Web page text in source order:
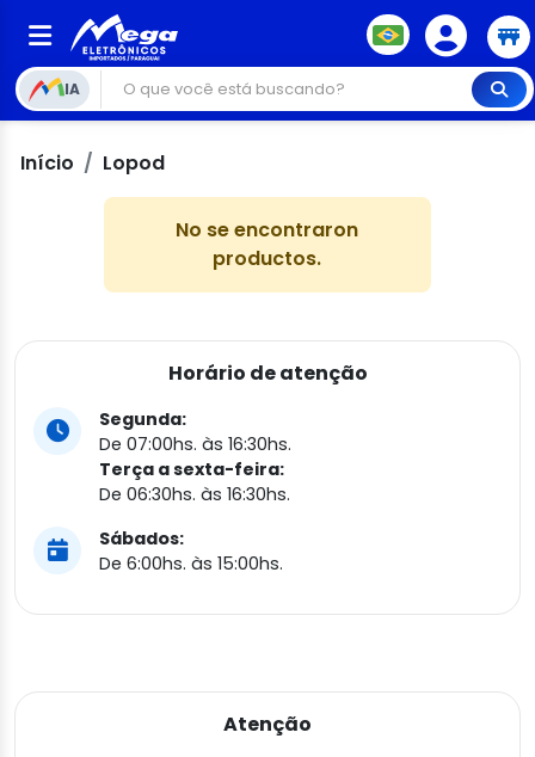
IA
Início Lopod
No se encontraron
productos.
Horário de atenção
Segunda:
De 07:00hs. às 16:30hs.
Terça a sexta-feira:
De 06:30hs. às 16:30hs.
Sábados:
De 6:00hs. às 15:00hs.
Atenção